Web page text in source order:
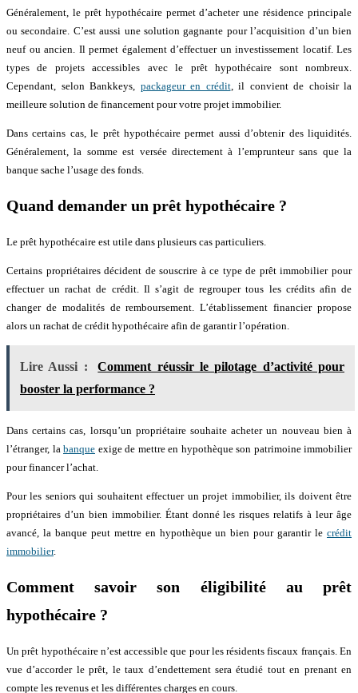
Généralement, le prêt hypothécaire permet d’acheter une résidence principale
ou secondaire. C’est aussi une solution gagnante pour l’acquisition d’un bien
neuf ou ancien. Il permet également d’effectuer un investissement locatif. Les
types de projets accessibles avec le prêt hypothécaire sont nombreux.
Cependant, selon Bankkeys, packageur en crédit, il convient de choisir la
meilleure solution de financement pour votre projet immobilier.
Dans certains cas, le prêt hypothécaire permet aussi d’obtenir des liquidités.
Généralement, la somme est versée directement à l’emprunteur sans que la
banque sache l’usage des fonds.
Quand demander un prêt hypothécaire ?
Le prêt hypothécaire est utile dans plusieurs cas particuliers.
Certains propriétaires décident de souscrire à ce type de prêt immobilier pour
effectuer un rachat de crédit. Il s’agit de regrouper tous les crédits afin de
changer de modalités de remboursement. L’établissement financier propose
alors un rachat de crédit hypothécaire afin de garantir l’opération.
Lire Aussi :
Comment réussir le pilotage d’activité pour
booster la performance ?
Dans certains cas, lorsqu’un propriétaire souhaite acheter un nouveau bien à
l’étranger, la banque exige de mettre en hypothèque son patrimoine immobilier
pour financer l’achat.
Pour les seniors qui souhaitent effectuer un projet immobilier, ils doivent être
propriétaires d’un bien immobilier. Étant donné les risques relatifs à leur âge
avancé, la banque peut mettre en hypothèque un bien pour garantir le crédit
immobilier.
Comment savoir son éligibilité au prêt
hypothécaire ?
Un prêt hypothécaire n’est accessible que pour les résidents fiscaux français. En
vue d’accorder le prêt, le taux d’endettement sera étudié tout en prenant en
compte les revenus et les différentes charges en cours.